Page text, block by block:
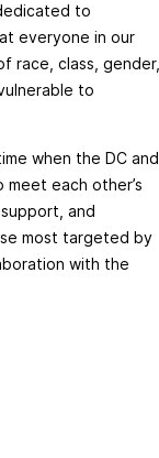
to
everyone in our
race, class, gender,
to
when the DC and
each other’s
and
most targeted by
with the